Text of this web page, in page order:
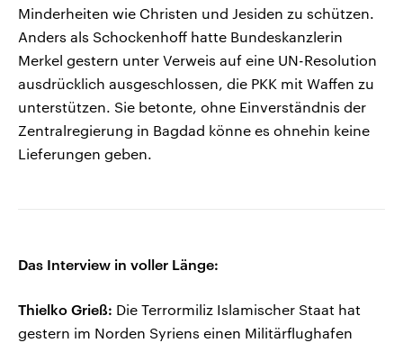
Minderheiten wie Christen und Jesiden zu schützen.
Anders als Schockenhoff hatte Bundeskanzlerin
Merkel gestern unter Verweis auf eine UN-Resolution
ausdrücklich ausgeschlossen, die PKK mit Waffen zu
unterstützen. Sie betonte, ohne Einverständnis der
Zentralregierung in Bagdad könne es ohnehin keine
Lieferungen geben.
Das Interview in voller Länge:
Thielko Grieß: Die Terrormiliz Islamischer Staat hat
gestern im Norden Syriens einen Militärflughafen